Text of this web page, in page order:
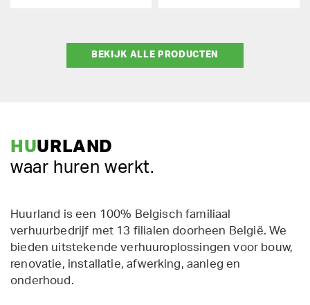
BEKIJK ALLE PRODUCTEN
HUURLAND
waar huren werkt.
Huurland is een 100% Belgisch familiaal
verhuurbedrijf met 13 filialen doorheen België. We
bieden uitstekende verhuuroplossingen voor bouw,
renovatie, installatie, afwerking, aanleg en
onderhoud.